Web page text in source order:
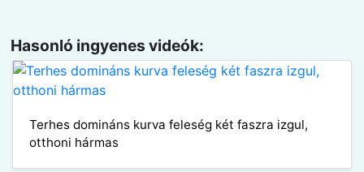
Hasonló ingyenes videók:
Terhes domináns kurva feleség két faszra izgul,
otthoni hármas